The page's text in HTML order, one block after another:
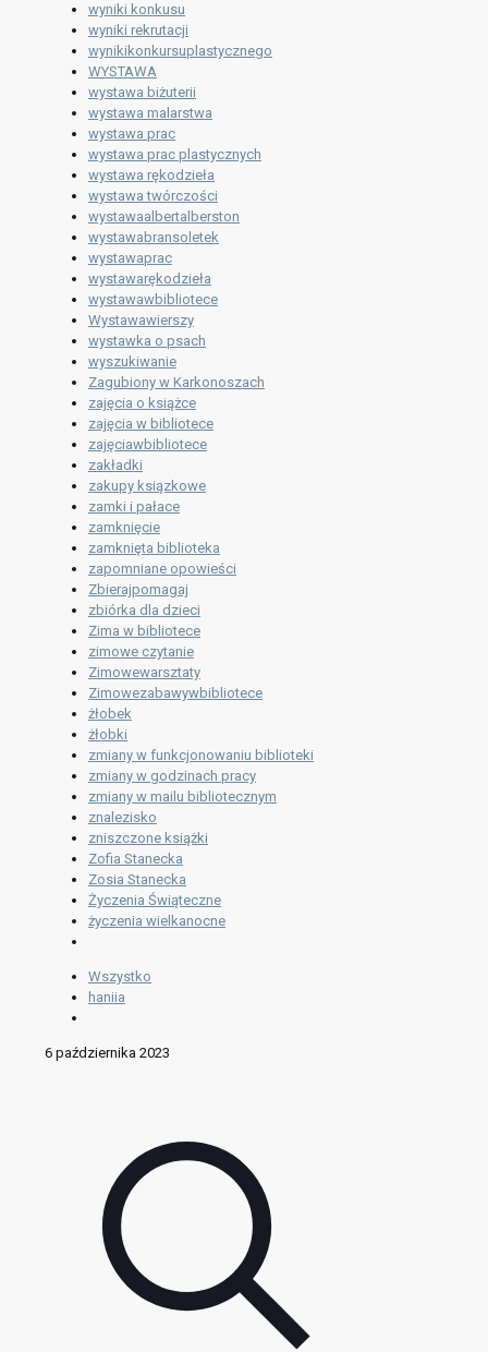
wyniki konkusu
wyniki rekrutacji
wynikikonkursuplastycznego
WYSTAWA
wystawa biżuterii
wystawa malarstwa
wystawa prac
wystawa prac plastycznych
wystawa rękodzieła
wystawa twórczości
wystawaalbertalberston
wystawabransoletek
wystawaprac
wystawarękodzieła
wystawawbibliotece
Wystawawierszy
wystawka o psach
wyszukiwanie
Zagubiony w Karkonoszach
zajęcia o książce
zajęcia w bibliotece
zajęciawbibliotece
zakładki
zakupy ksiązkowe
zamki i pałace
zamknięcie
zamknięta biblioteka
zapomniane opowieści
Zbierajpomagaj
zbiórka dla dzieci
Zima w bibliotece
zimowe czytanie
Zimowewarsztaty
Zimowezabawywbibliotece
żłobek
żłobki
zmiany w funkcjonowaniu biblioteki
zmiany w godzinach pracy
zmiany w mailu bibliotecznym
znalezisko
zniszczone książki
Zofia Stanecka
Zosia Stanecka
Życzenia Świąteczne
życzenia wielkanocne
Wszystko
haniia
6 października 2023